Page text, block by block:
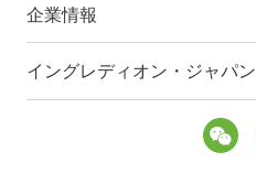
企業情報
イングレディオン・ジャパン